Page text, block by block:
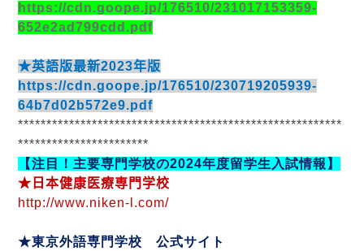
https://cdn.goope.jp/176510/231017153359-
652e2ad799cdd.pdf
★英語版最新2023年版
https://cdn.goope.jp/176510/230719205939-
64b7d02b572e9.pdf
*********************************************************
***********************
【注目！主要専門学校の2024年度留学生入試情報】
★日本健康医療専門学校
http://www.niken-l.com/
★東京外語専門学校 公式サイト